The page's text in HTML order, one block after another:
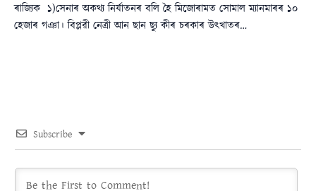
ৰাজ্যিক ১)সেনাৰ অকথ্য নিৰ্যাতনৰ বলি হৈ মিজোৰামত সোমাল ম্যানমাৰৰ ১০
হেজাৰ গঞা। বিপ্লৱী নেত্ৰী আন ছান ছ্যু কীৰ চৰকাৰ উৎখাতৰ…
Subscribe